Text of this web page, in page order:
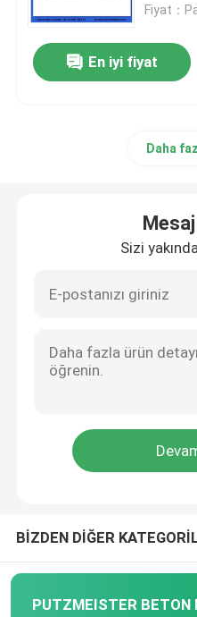
VİDEOLAR
Fiyat：
En iyi fiyat
Daha
Mesaj
Sizi
BİZDEN DİĞER